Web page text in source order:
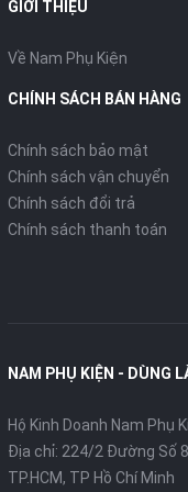
GIỚI THIỆU
Về Nam Phụ Kiện
CHÍNH SÁCH BÁN HÀNG
Chính sách bảo mật
Chính sách vận chuyển
Chính sách đổi trả
Chính sách thanh toán
NAM PHỤ KIỆN - DÙNG
Hộ Kinh Doanh Nam Phụ
Địa chỉ: 224/2 Đường Số
TP.HCM, TP Hồ Chí Minh